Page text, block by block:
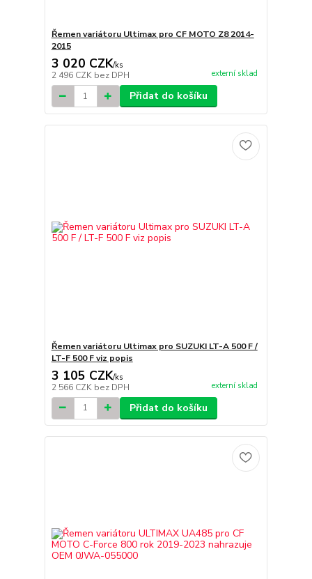
Řemen variátoru Ultimax pro CF MOTO Z8 2014-
2015
3 020 CZK/ks
2 496 CZK bez DPH externí sklad
Přidat do košíku
Řemen variátoru Ultimax pro SUZUKI LT-A 500 F /
LT-F 500 F viz popis
3 105 CZK/ks
2 566 CZK bez DPH externí sklad
Přidat do košíku